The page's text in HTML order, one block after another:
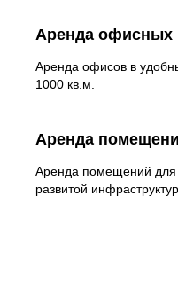
Аренда офисных
Аренда офисов в
1000 кв.м.
Аренда
Аренда помещений для
развитой